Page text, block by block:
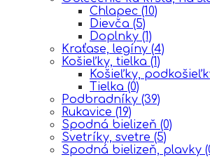
Chlapec (10)
Dievča (5)
Doplnky (1)
Kraťase, legíny (4)
Košieľky, tielka (1)
Košieľky,
Tielka (0)
Podbradníky (39)
Rukavice (19)
Spodná bielizeň (0)
Svetríky, svetre (5)
Spodná bielizeň, plavky